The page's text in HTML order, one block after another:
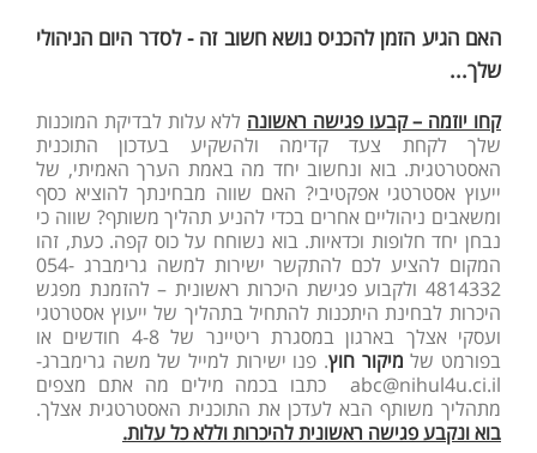
האם הגיע הזמן להכניס נושא חשוב זה - לסדר היום הניהולי
שלך...
קחו יוזמה – קבעו פגישה ראשונה ללא עלות לבדיקת המוכנות
שלך לקחת צעד קדימה ולהשקיע בעדכון התוכנית
האסטרטגית. בוא ונחשוב יחד מה באמת הערך האמיתי, של
ייעוץ אסטרטגי אפקטיבי? האם שווה מבחינתך להוציא כסף
ומשאבים ניהוליים אחרים בכדי להניע תהליך משותף? שווה כי
נבחן יחד חלופות וכדאיות. בוא נשוחח על כוס קפה. כעת, זהו
המקום להציע לכם להתקשר ישירות למשה גרימברג 054-
4814332 ולקבוע פגישת היכרות ראשונית – להזמנת מפגש
היכרות לבחינת היתכנות להתחיל בתהליך של ייעוץ אסטרטגי
ועסקי אצלך בארגון במסגרת ריטיינר של 4-8 חודשים או
בפורמט של מיקור חוץ. פנו ישירות למייל של משה גרימברג-
abc@nihul4u.ci.il כתבו בכמה מילים מה אתם מצפים
מתהליך משותף הבא לעדכן את התוכנית האסטרטגית אצלך.
בוא ונקבע פגישה ראשונית להיכרות וללא כל עלות.